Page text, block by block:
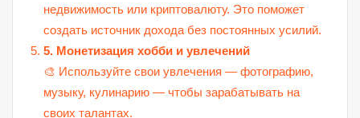
недвижимость или криптовалюту. Это поможет
создать источник дохода без постоянных усилий.
5. Монетизация хобби и увлечений
🎨 Используйте свои увлечения — фотографию,
музыку, кулинарию — чтобы зарабатывать на
своих талантах.